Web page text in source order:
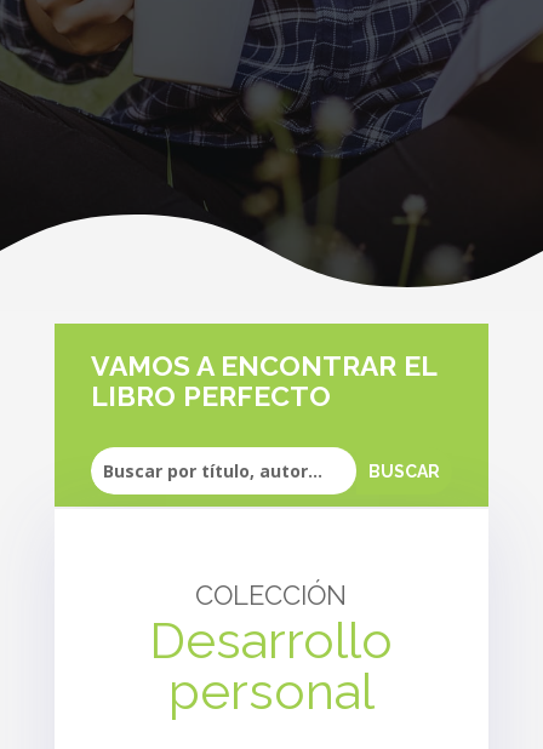
VAMOS A ENCONTRAR EL
LIBRO PERFECTO
COLECCIÓN
Desarrollo
personal